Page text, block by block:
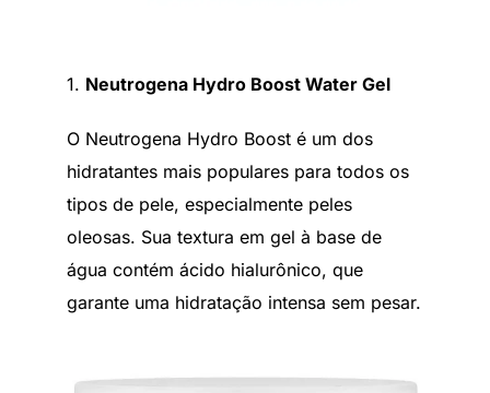
1. Neutrogena Hydro Boost Water Gel
O Neutrogena Hydro Boost é um dos
hidratantes mais populares para todos os
tipos de pele, especialmente peles
oleosas. Sua textura em gel à base de
água contém ácido hialurônico, que
garante uma hidratação intensa sem pesar.